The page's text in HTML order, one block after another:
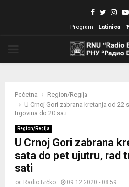
Facebook
Twitter
Program Latinica
Početna
Region/Regija
U Crnoj Gori zabrana kretanja od 22
trgovina do 20 sati
Region/Regija
U Crnoj Gori zabrana
sata do pet ujutru, rad
sati
od Radio Brčko 09.12.2020 - 08:59